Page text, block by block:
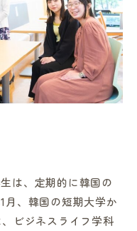
は、定期的に韓国の
月、韓国の短期大学か
ビジネスライフ学科